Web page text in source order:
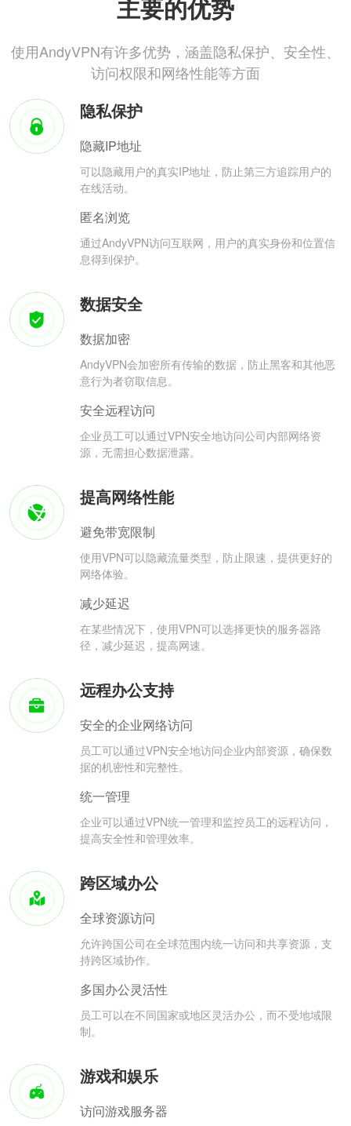
主要的优势
使用AndyVPN有许多优势，涵盖隐私保护、安全性、
访问权限和网络性能等方面
隐私保护
隐藏IP地址
可以隐藏用户的真实IP地址，防止第三方追踪用户的
在线活动。
匿名浏览
通过AndyVPN访问互联网，用户的真实身份和位置信
息得到保护。
数据安全
数据加密
AndyVPN会加密所有传输的数据，防止黑客和其他恶
意行为者窃取信息。
安全远程访问
企业员工可以通过VPN安全地访问公司内部网络资
源，无需担心数据泄露。
提高网络性能
避免带宽限制
使用VPN可以隐藏流量类型，防止限速，提供更好的
网络体验。
减少延迟
在某些情况下，使用VPN可以选择更快的服务器路
径，减少延迟，提高网速。
远程办公支持
安全的企业网络访问
员工可以通过VPN安全地访问企业内部资源，确保数
据的机密性和完整性。
统一管理
企业可以通过VPN统一管理和监控员工的远程访问，
提高安全性和管理效率。
跨区域办公
全球资源访问
允许跨国公司在全球范围内统一访问和共享资源，支
持跨区域协作。
多国办公灵活性
员工可以在不同国家或地区灵活办公，而不受地域限
制。
游戏和娱乐
访问游戏服务器